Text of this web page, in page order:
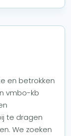
en betrokken
vmbo-kb
te dragen
We zoeken